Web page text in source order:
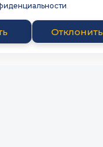
.
Отклонить